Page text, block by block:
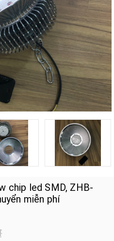
chip led SMD, ZHB-
miễn phí